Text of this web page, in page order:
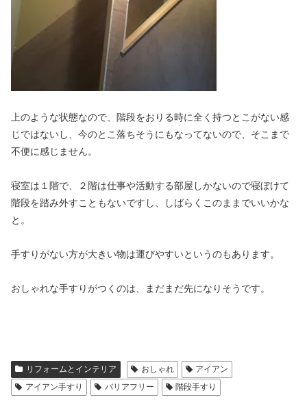
上のような状態なので、階段をおりる時に全く持つとこがない感
じではないし、今のとこ落ちそうにもなってないので、そこまで
不便に感じません。
寝室は１階で、２階は仕事や活動する部屋しかないので寝ぼけて
階段を踏み外すこともないですし、しばらくこのままでいいかな
と。
手すりがない方が大きい物は運びやすいというのもあります。
おしゃれな手すりがつくのは、まだまだ先になりそうです。
リフォームとインテリア おしゃれ
アイアン
アイアン手すり
バリアフリー 階段手すり